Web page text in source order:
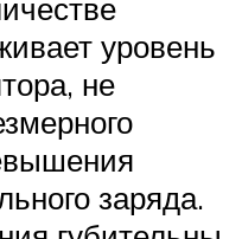
уровень
не
заряда.